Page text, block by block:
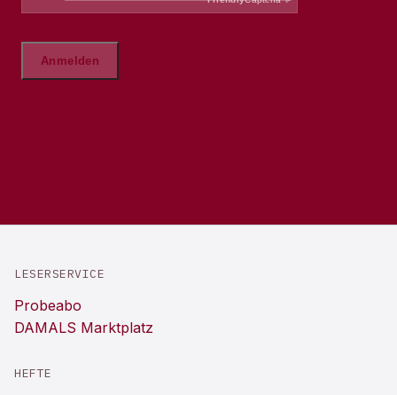
LESERSERVICE
Probeabo
DAMALS Marktplatz
HEFTE